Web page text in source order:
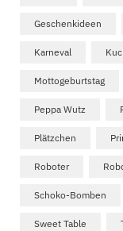
Geschenkideen
Karneval
Mottogeburtstag
Peppa Wutz
Plätzchen
Roboter
Schoko-Bomben
Sweet Table